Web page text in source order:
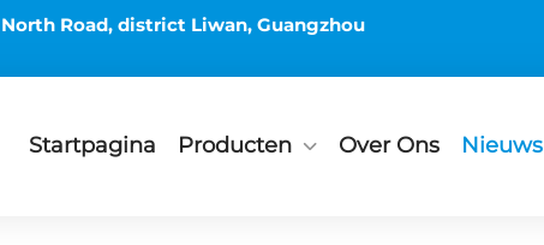
Road, district Liwan, Guangzhou
Startpagina Producten Over Ons Nieuws